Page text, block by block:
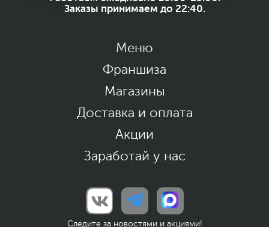
Заказы принимаем до 22:40.
Меню
Франшиза
Магазины
Доставка и оплата
Акции
Заработай у нас
Следите за новостями и акциями!